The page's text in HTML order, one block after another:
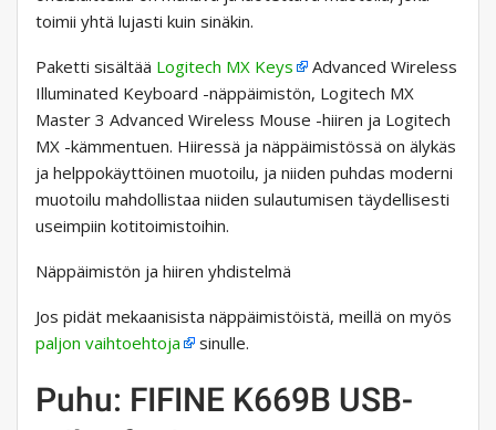
toimii yhtä lujasti kuin sinäkin.
Paketti sisältää Logitech MX Keys
Advanced Wireless
Illuminated Keyboard -näppäimistön, Logitech MX
Master 3 Advanced Wireless Mouse -hiiren ja Logitech
MX -kämmentuen. Hiiressä ja näppäimistössä on älykäs
ja helppokäyttöinen muotoilu, ja niiden puhdas moderni
muotoilu mahdollistaa niiden sulautumisen täydellisesti
useimpiin kotitoimistoihin.
Näppäimistön ja hiiren yhdistelmä
Jos pidät mekaanisista näppäimistöistä, meillä on myös
paljon vaihtoehtoja
sinulle.
Puhu: FIFINE K669B USB-